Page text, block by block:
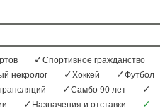
Спортивное гражданство
некролог Хоккей
Футбол
Самбо 90 лет
Назначения и отставки